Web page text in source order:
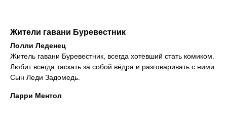
Жители гавани Буревестник
Лолли Леденец
Житель гавани Буревестник, всегда хотевший стать комиком.
Любит всегда таскать за собой вёдра и разговаривать с ними.
Сын Леди Задомедь.
Ларри Ментол